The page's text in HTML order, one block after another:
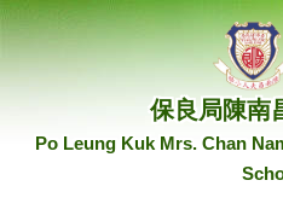
保良局陳南
Po Leung Kuk Mrs. Chan